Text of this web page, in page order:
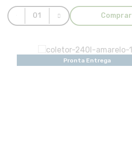
Comprar
Pronta Entrega